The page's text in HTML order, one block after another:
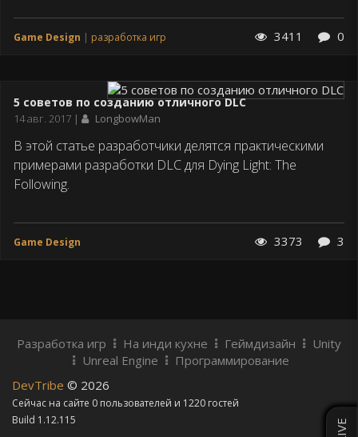
LIVE
Game Design разработка игр 3411 0
5 советов по созданию отличного DLC
Дата
14 авг. 2017 LongbowMan
В этой статье разработчики делятся практическими
примерами разработки DLC для Dying Light: The
Following.
Game Design 3373 3
Разработка игр На инди кухне Геймдизайн
Unity
Unreal Engine
Программирование
DevTribe © 2026
Сейчас на сайте 0 пользователей и 1220 гостей
Build 1.12.115